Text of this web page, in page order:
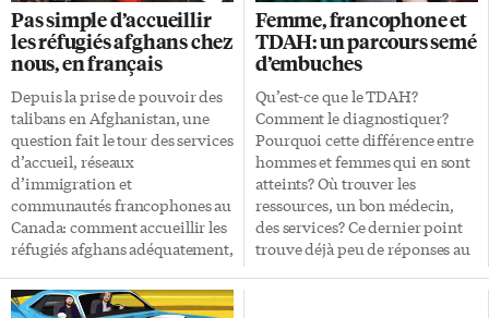
Pas simple d’accueillir
les réfugiés afghans chez
nous, en français
Depuis la prise de pouvoir des
talibans en Afghanistan, une
question fait le tour des services
d’accueil, réseaux
d’immigration et
communautés francophones au
Canada: comment accueillir les
réfugiés afghans adéquatement,
spéciaux du ministère de
Femme, francophone et
TDAH: un parcours semé
d’embuches
Qu’est-ce que le TDAH?
Comment le diagnostiquer?
Pourquoi cette différence entre
hommes et femmes qui en sont
atteints? Où trouver les
ressources, un bon médecin,
des services? Ce dernier point
trouve déjà peu de réponses au